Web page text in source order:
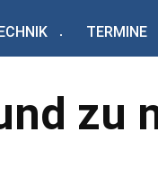
TERMINE
zu